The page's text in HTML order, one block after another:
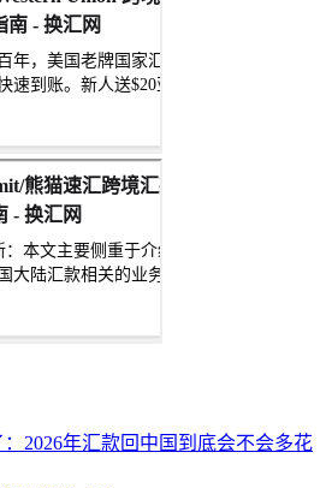
2026年汇款回中国到底会不会多花